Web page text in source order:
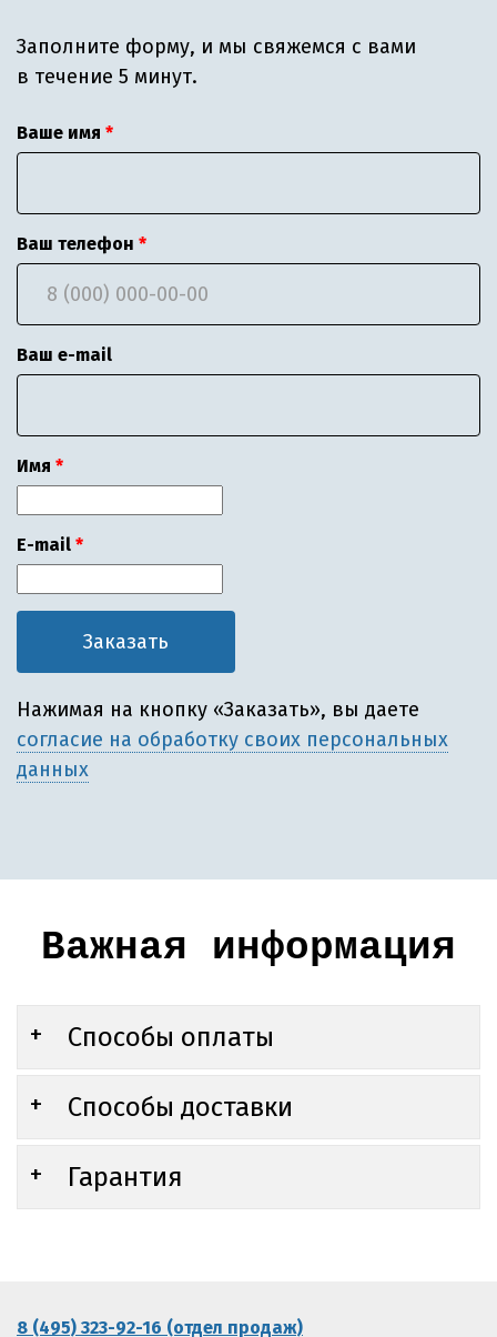
Заполните форму, и мы свяжемся с вами
в течение 5 минут.
Ваше имя
Ваш телефон
Ваш e-mail
Имя
E-mail
Нажимая на кнопку «Заказать», вы даете
согласие на обработку своих персональных
данных
Важная информация
Способы оплаты
Способы доставки
Гарантия
8 (495) 323-92-16 (отдел продаж)